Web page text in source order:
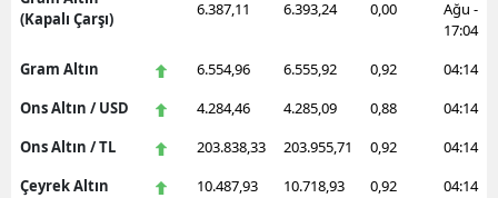
(Kapalı Çarşı)
6.387,11 6.393,24 0,00
Ağu -
17:04
Gram Altın
6.554,96 6.555,92 0,92
04:14
Ons Altın / USD
4.284,46 4.285,09 0,88
04:14
Ons Altın / TL
203.838,33 203.955,71 0,92
04:14
Çeyrek Altın
10.487,93 10.718,93 0,92 04:14